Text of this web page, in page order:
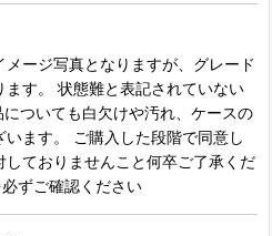
ージ写真となりますが、グレード
す。 状態難と表記されていない
ついても白欠けや汚れ、ケースの
ます。 ご購入した段階で同意し
ておりませんこと何卒ご了承くだ
必ずご確認ください